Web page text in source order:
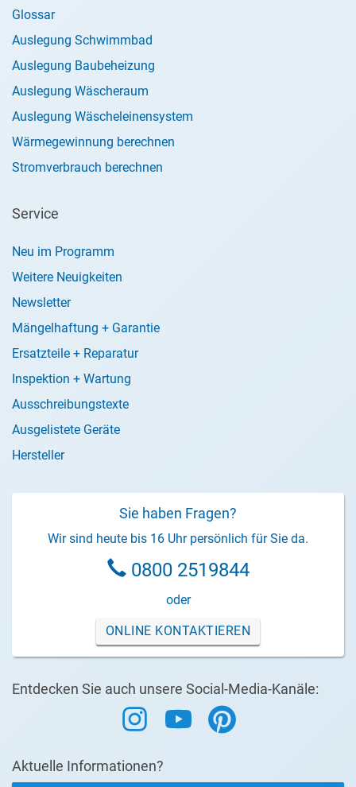
Glossar
Auslegung Schwimmbad
Auslegung Baubeheizung
Auslegung Wäscheraum
Auslegung Wäscheleinensystem
Wärmegewinnung berechnen
Stromverbrauch berechnen
Service
Neu im Programm
Weitere Neuigkeiten
Newsletter
Mängelhaftung + Garantie
Ersatzteile + Reparatur
Inspektion + Wartung
Ausschreibungstexte
Ausgelistete Geräte
Hersteller
Sie haben Fragen?
Wir sind heute bis 16 Uhr persönlich für Sie da.
0800 2519844
oder
ONLINE KONTAKTIEREN
Entdecken Sie auch unsere Social-Media-Kanäle:
Aktuelle Informationen?